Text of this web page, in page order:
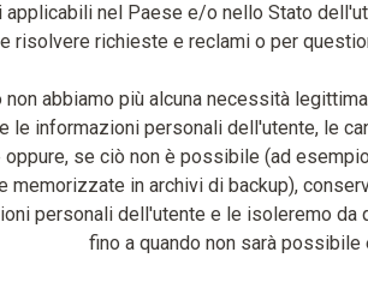
applicabili nel Paese e/o nello Stato
e risolvere richieste e reclami o per
non abbiamo più alcuna necessità
le informazioni personali dell'utente, le
oppure, se ciò non è possibile (ad
memorizzate in archivi di backup),
personali dell'utente e le isoleremo da
fino a quando non sarà possibile